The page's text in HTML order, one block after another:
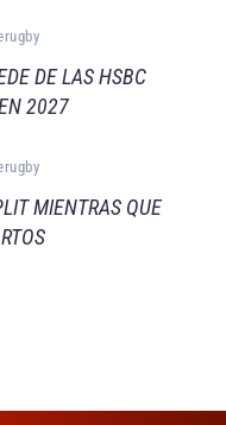
DE LAS HSBC
2027
MIENTRAS QUE